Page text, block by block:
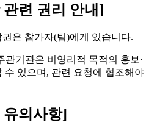
련 권리 안내]
은 참가자(팀)에게 있습니다.
관기관은 비영리적 목적의 홍보·
수 있으며, 관련 요청에 협조해야
의사항]